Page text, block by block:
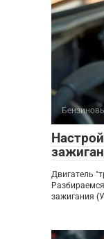
Двигатель
зажигания